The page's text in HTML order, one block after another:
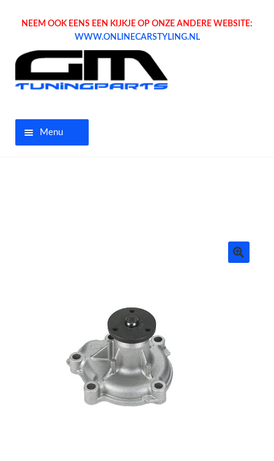
NEEM OOK EENS EEN KIJKJE OP ONZE ANDERE WEBSITE:
WWW.ONLINECARSTYLING.NL
Menu
Bedrijfswagen parts